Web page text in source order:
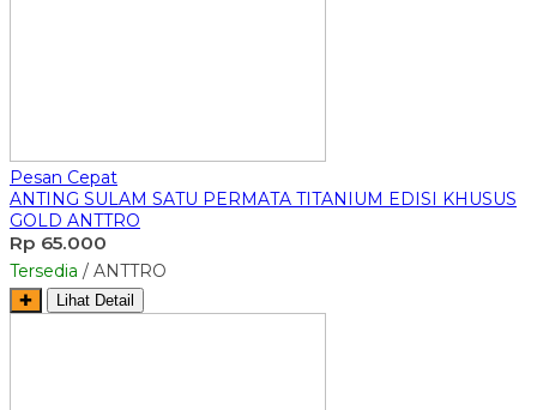
Pesan Cepat
ANTING SULAM SATU PERMATA TITANIUM EDISI KHUSUS
GOLD ANTTRO
Rp 65.000
Tersedia / ANTTRO
✚ Lihat Detail